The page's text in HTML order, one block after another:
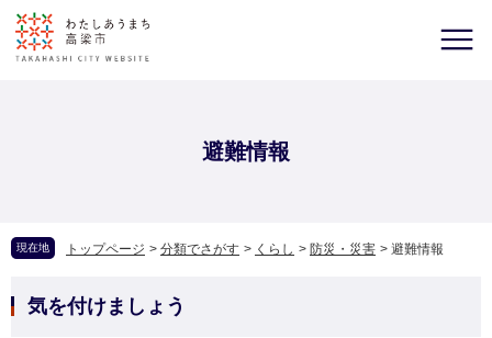
避難情報
現在地 トップページ > 分類でさがす > くらし > 防災・災害 > 避難情報
気を付けましょう